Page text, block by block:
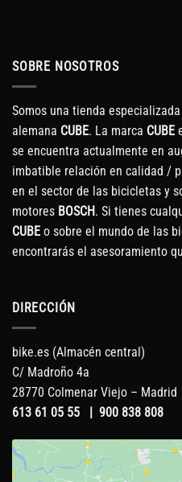
SOBRE NOSOTROS
Somos una tienda
alemana CUBE. La marca CUBE
se encuentra actualmente en
imbatible relación en calidad /
en el sector de las bicicletas y
motores BOSCH. Si tienes
CUBE o sobre el mundo de las
encontrarás el asesoramiento
DIRECCIÓN
bike.es (Almacén central)
C/ Madroño 4a
28770 Colmenar Viejo – Madrid
613 61 05 55
900 838 808